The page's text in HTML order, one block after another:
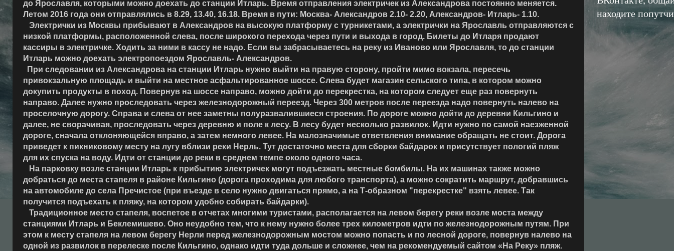
до Ярославля, которыми можно доехать до станции Итларь. Время отправления электричек из Александрова постоянно меняется.
Летом 2016 года они отправлялись в 8.29, 13.40, 16.18. Время в пути: Москва- Александров 2.10- 2.20, Александров- Итларь- 1.10.
Электрички из Москвы прибывают в Александров на высокую платформу с турникетами, а электрички на Ярославль отправляются с
низкой платформы, расположенной слева, после широкого перехода через пути и выхода в город. Билеты до Итларя продают
кассиры в электричке. Ходить за ними в кассу не надо. Если вы забрасываетесь на реку из Иваново или Ярославля, то до станции
Итларь можно доехать электропоездом Ярославль- Александров.
При следовании из Александрова на станции Итларь нужно выйти на правую сторону, пройти мимо вокзала, пересечь
привокзальную площадь и выйти на местное асфальтированное шоссе. Слева будет магазин сельского типа, в котором можно
докупить продукты в поход. Повернув на шоссе направо, можно дойти до перекрестка, на котором следует еще раз повернуть
направо. Далее нужно проследовать через железнодорожный переезд. Через 300 метров после переезда надо повернуть налево на
проселочную дорогу. Справа и слева от нее заметны полуразвалившиеся строения. По дороге можно дойти до деревни Кильгино и
далее, не сворачивая, проследовать через деревню и поле к лесу. В лесу будет несколько развилок. Идти нужно по самой наезженной
дороге, сначала отклоняющейся вправо, а затем немного левее. На малозначимые ответвления внимание обращать не стоит. Дорога
приведет к пикниковому месту на лугу вблизи реки Нерль. Тут достаточно места для сборки байдарок и присутствует пологий пляж
для их спуска на воду. Идти от станции до реки в среднем темпе около одного часа.
На парковку возле станции Итларь к прибытию электричек могут подъезжать местные бомбилы. На их машинах также можно
добраться до места стапеля в районе Кильгино (дорога проходима для любого транспорта), а можно сократить маршрут, добравшись
на автомобиле до села Пречистое (при въезде в село нужно двигаться прямо, а на Т-образном "перекрестке" взять левее. Так
получится подъехать к пляжу, на котором удобно собирать байдарки).
Традиционное место стапеля, воспетое в отчетах многими туристами, располагается на левом берегу реки возле моста между
станциями Итларь и Беклемишево. Оно неудобно тем, что к нему нужно более трех километров идти по железнодорожным путям. При
этом к месту стапеля на левом берегу Нерли перед железнодорожным мостом можно попасть и по лесной дороге, повернув налево на
одной из развилок в перелеске после Кильгино, однако идти туда дольше и сложнее, чем на рекомендуемый сайтом «На Реку» пляж.
находите